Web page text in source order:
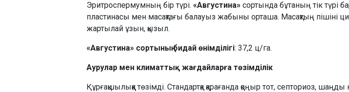
Эритроспермумның бір түрі. «Августина» сортында бұтаның тік түрі
пластинасы мен масақтағы балауыз жабыны орташа. Масақтың пішіні
жартылай ұзын, қызыл.
«Августина» сортының бидай өнімділігі: 37,2 ц/га.
Аурулар мен климаттық жағдайларға төзімділік
Құрғақшылыққа төзімді. Стандартқа қарағанда қоңыр тот, септориоз,